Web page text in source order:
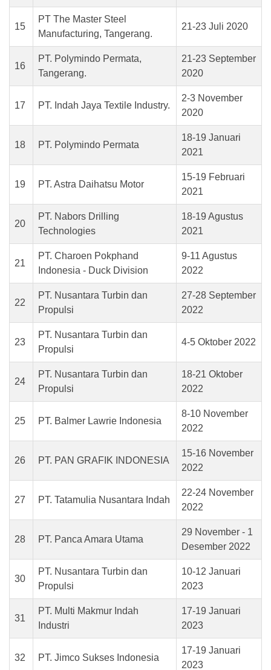
15
PT The Master Steel
Manufacturing, Tangerang.
21-23 Juli 2020
16
PT. Polymindo Permata,
Tangerang.
21-23 September
2020
17 PT. Indah Jaya Textile Industry.
2-3 November
2020
18 PT. Polymindo Permata
18-19 Januari
2021
19 PT. Astra Daihatsu Motor
15-19 Februari
2021
20
PT. Nabors Drilling
Technologies
18-19 Agustus
2021
21
PT. Charoen Pokphand
Indonesia - Duck Division
9-11 Agustus
2022
22
PT. Nusantara Turbin dan
Propulsi
27-28 September
2022
23
PT. Nusantara Turbin dan
Propulsi
4-5 Oktober 2022
24
PT. Nusantara Turbin dan
Propulsi
18-21 Oktober
2022
25 PT. Balmer Lawrie Indonesia
8-10 November
2022
26 PT. PAN GRAFIK INDONESIA
15-16 November
2022
27 PT. Tatamulia Nusantara Indah
22-24 November
2022
28 PT. Panca Amara Utama
29 November - 1
Desember 2022
30
PT. Nusantara Turbin dan
Propulsi
10-12 Januari
2023
31
PT. Multi Makmur Indah
Industri
17-19 Januari
2023
32 PT. Jimco Sukses Indonesia
17-19 Januari
2023